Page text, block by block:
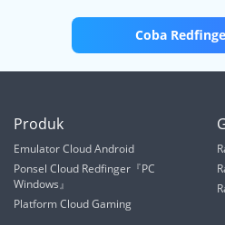
Coba
Produk
Emulator Cloud Android
Ponsel Cloud Redfinger『PC
Windows』
Platform Cloud Gaming